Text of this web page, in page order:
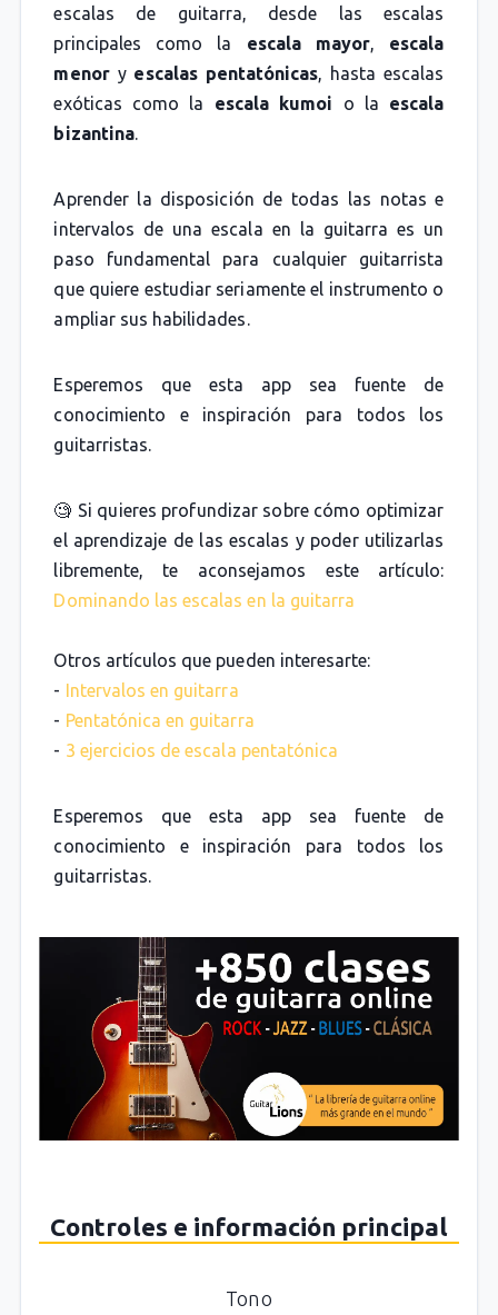
escalas de guitarra, desde las escalas
principales como la escala mayor, escala
menory escalas pentatónicas, hasta escalas
exóticas como la escala kumoi o la escala
bizantina.
Aprender la disposición de todas las notas e
intervalos de una escala en la guitarra es un
paso fundamental para cualquier guitarrista
que quiere estudiar seriamente el instrumento o
ampliar sus habilidades.
Esperemos que esta app sea fuente de
conocimiento e inspiración para todos los
guitarristas.
🧐 Si quieres profundizar sobre cómo optimizar
el aprendizaje de las escalas y poder utilizarlas
libremente, te aconsejamos este artículo:
Dominando las escalas en la guitarra
Otros artículos que pueden interesarte:
- Intervalos en guitarra
- Pentatónica en guitarra
- 3 ejercicios de escala pentatónica
Esperemos que esta app sea fuente de
conocimiento e inspiración para todos los
guitarristas.
Controles e información principal
Tono